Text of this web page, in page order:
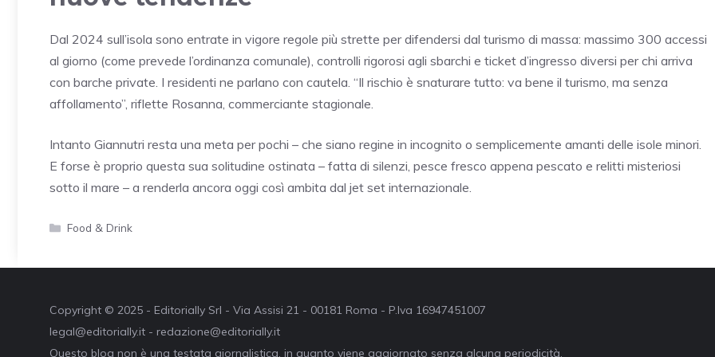
Dal 2024 sull’isola sono entrate in vigore regole più strette per difendersi dal turismo di massa: massimo 300 accessi
al giorno (come prevede l’ordinanza comunale), controlli rigorosi agli sbarchi e ticket d’ingresso diversi per chi arriva
con barche private. I residenti ne parlano con cautela. “Il rischio è snaturare tutto: va bene il turismo, ma senza
affollamento”, riflette Rosanna, commerciante stagionale.
Intanto Giannutri resta una meta per pochi – che siano regine in incognito o semplicemente amanti delle isole minori.
E forse è proprio questa sua solitudine ostinata – fatta di silenzi, pesce fresco appena pescato e relitti misteriosi
sotto il mare – a renderla ancora oggi così ambita dal jet set internazionale.
Categorie
Food & Drink
Copyright © 2025 - Editorially Srl - Via Assisi 21 - 00181 Roma - P.Iva 16947451007
legal@editorially.it - redazione@editorially.it
Questo blog non è una testata giornalistica, in quanto viene aggiornato senza alcuna periodicità.